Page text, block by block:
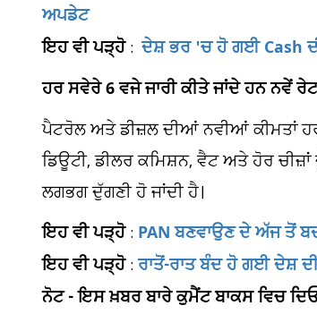
ਅਪਡੇਟ
ਇਹ ਵੀ ਪੜ੍ਹੋ:ਦੇਸ਼ ਭਰ 'ਚ ਹੋ ਗਈ Cash
ਹਰ ਸਵੇਰੇ 6 ਵਜੇ ਜਾਰੀ ਕੀਤੇ ਜਾਂਦੇ ਹਨ ਨਵੇਂ ਰੇਟ
ਪੈਟਰੋਲ ਅਤੇ ਡੀਜ਼ਲ ਦੀਆਂ ਨਵੀਆਂ ਕੀਮਤਾਂ
ਡਿਊਟੀ, ਡੀਲਰ ਕਮਿਸ਼ਨ, ਵੈਟ ਅਤੇ ਹੋਰ
ਲਗਭਗ ਦੁੱਗਣੀ ਹੋ ਜਾਂਦੀ ਹੈ।
ਇਹ ਵੀ ਪੜ੍ਹੋ: PAN ਬਣਵਾਉਣ ਦੇ ਅੱਜ ਤੋਂ
ਇਹ ਵੀ ਪੜ੍ਹੋ: ਰਾਤੋਂ-ਰਾਤ ਬੰਦ ਹੋ ਗਈ ਦੇਸ਼
ਨੋਟ - ਇਸ ਖ਼ਬਰ ਬਾਰੇ ਕੁਮੈਂਟ ਬਾਕਸ ਵਿਚ